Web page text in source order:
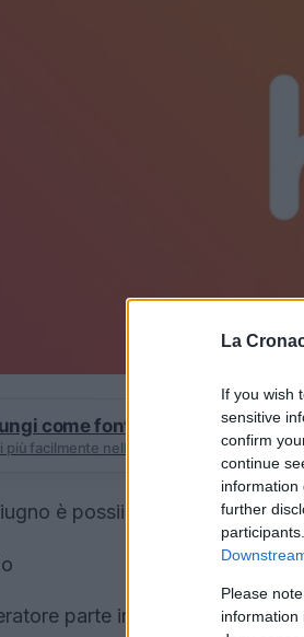
La
If you wish
sensitive
confirm
continue
information
further
Please
information
come fonte preferita su
più facilmente nelle notizie consigliate
è possiibile attivare la
parte in quarta con